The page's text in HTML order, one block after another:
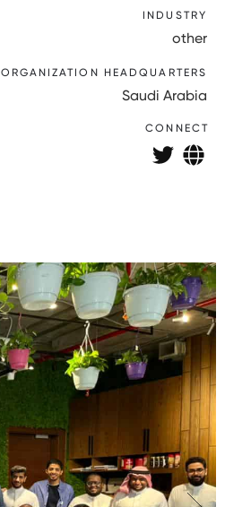
INDUSTRY
other
ORGANIZATION HEADQUARTERS
Saudi Arabia
CONNECT